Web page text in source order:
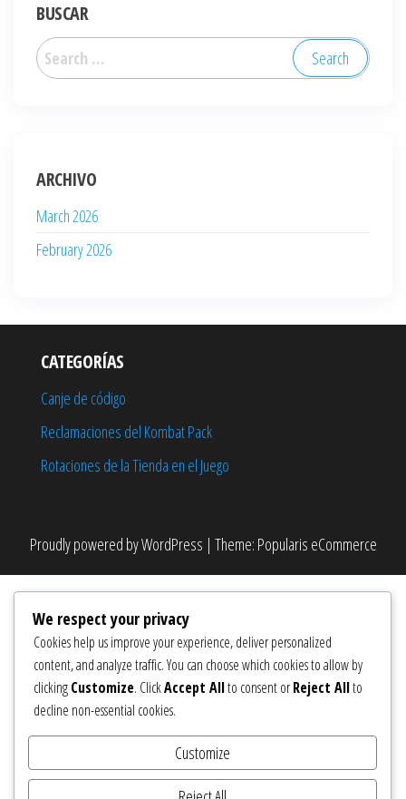
BUSCAR
Search
for:
ARCHIVO
March 2026
February 2026
CATEGORÍAS
Canje de código
Reclamaciones del Kombat Pack
Rotaciones de la Tienda en el Juego
Proudly powered byWordPress | Theme: Popularis eCommerce
We respect your privacy
Cookies help us improve your experience, deliver personalized
content, and analyze traffic. You can choose which cookies to allow by
clickingCustomize. ClickAccept Allto consent orReject Allto
decline non-essential cookies.
Customize